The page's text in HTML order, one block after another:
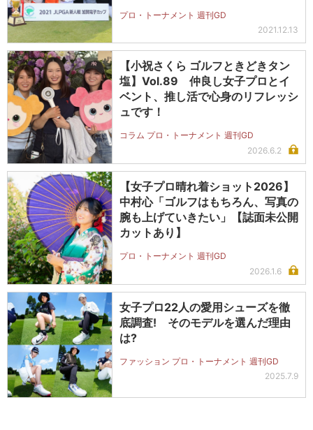
プロ・トーナメント 週刊GD
2021.12.13
【小祝さくら ゴルフときどきタン
塩】Vol.89 仲良し女子プロとイ
ベント、推し活で心身のリフレッシ
ュです！
コラム プロ・トーナメント 週刊GD
2026.6.2
【女子プロ晴れ着ショット2026】
中村心「ゴルフはもちろん、写真の
腕も上げていきたい」【誌面未公開
カットあり】
プロ・トーナメント 週刊GD
2026.1.6
女子プロ22人の愛用シューズを徹
底調査! そのモデルを選んだ理由
は?
ファッション プロ・トーナメント 週刊GD
2025.7.9